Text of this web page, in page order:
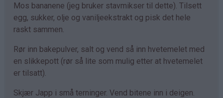
Mos bananene (jeg bruker stavmikser til dette). Tilsett
egg, sukker, olje og vaniljeekstrakt og pisk det hele
raskt sammen.
Rør inn bakepulver, salt og vend så inn hvetemelet med
en slikkepott (rør så lite som mulig etter at hvetemelet
er tilsatt).
Skjær Japp i små terninger. Vend bitene inn i deigen.